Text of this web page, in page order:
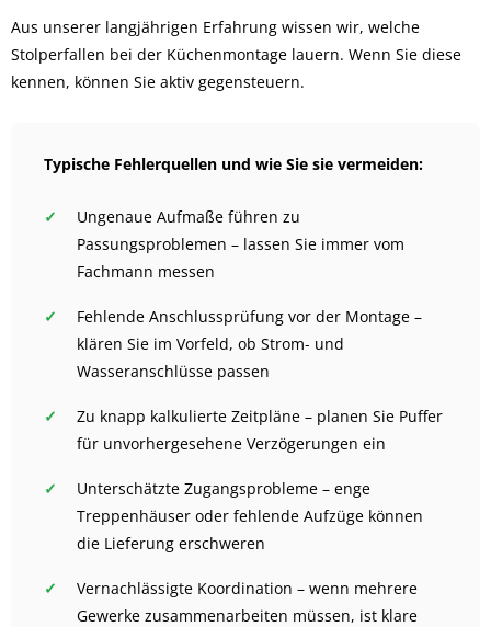
Aus unserer langjährigen Erfahrung wissen wir, welche
Stolperfallen bei der Küchenmontage lauern. Wenn Sie diese
kennen, können Sie aktiv gegensteuern.
Typische Fehlerquellen und wie Sie sie vermeiden:
Ungenaue Aufmaße führen zu
Passungsproblemen – lassen Sie immer vom
Fachmann messen
Fehlende Anschlussprüfung vor der Montage –
klären Sie im Vorfeld, ob Strom- und
Wasseranschlüsse passen
Zu knapp kalkulierte Zeitpläne – planen Sie Puffer
für unvorhergesehene Verzögerungen ein
Unterschätzte Zugangsprobleme – enge
Treppenhäuser oder fehlende Aufzüge können
die Lieferung erschweren
Vernachlässigte Koordination – wenn mehrere
Gewerke zusammenarbeiten müssen, ist klare